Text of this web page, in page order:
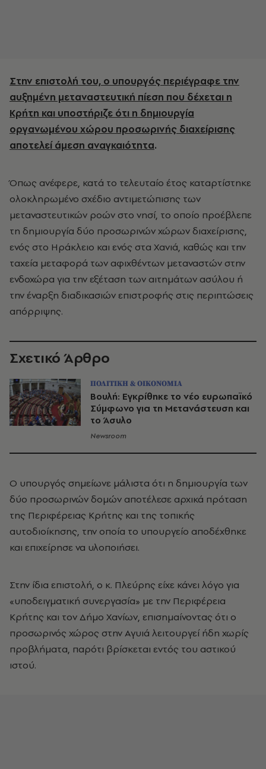
Στην επιστολή του, ο υπουργός περιέγραφε την
αυξημένη μεταναστευτική πίεση που δέχεται η
Κρήτη και υποστήριζε ότι η δημιουργία
οργανωμένου χώρου προσωρινής διαχείρισης
αποτελεί άμεση αναγκαιότητα.
Όπως ανέφερε, κατά το τελευταίο έτος καταρτίστηκε
ολοκληρωμένο σχέδιο αντιμετώπισης των
μεταναστευτικών ροών στο νησί, το οποίο προέβλεπε
τη δημιουργία δύο προσωρινών χώρων διαχείρισης,
ενός στο Ηράκλειο και ενός στα Χανιά, καθώς και την
ταχεία μεταφορά των αφιχθέντων μεταναστών στην
ενδοχώρα για την εξέταση των αιτημάτων ασύλου ή
την έναρξη διαδικασιών επιστροφής στις περιπτώσεις
απόρριψης.
Σχετικό Άρθρο
ΠΟΛΙΤΙΚΗ & ΟΙΚΟΝΟΜΙΑ
Βουλή: Εγκρίθηκε το νέο ευρωπαϊκό
Σύμφωνο για τη Μετανάστευση και
το Άσυλο
Newsroom
Ο υπουργός σημείωνε μάλιστα ότι η δημιουργία των
δύο προσωρινών δομών αποτέλεσε αρχικά πρόταση
της Περιφέρειας Κρήτης και της τοπικής
αυτοδιοίκησης, την οποία το υπουργείο αποδέχθηκε
και επιχείρησε να υλοποιήσει.
Στην ίδια επιστολή, ο κ. Πλεύρης είχε κάνει λόγο για
«υποδειγματική συνεργασία» με την Περιφέρεια
Κρήτης και τον Δήμο Χανίων, επισημαίνοντας ότι ο
προσωρινός χώρος στην Αγυιά λειτουργεί ήδη χωρίς
προβλήματα, παρότι βρίσκεται εντός του αστικού
ιστού.